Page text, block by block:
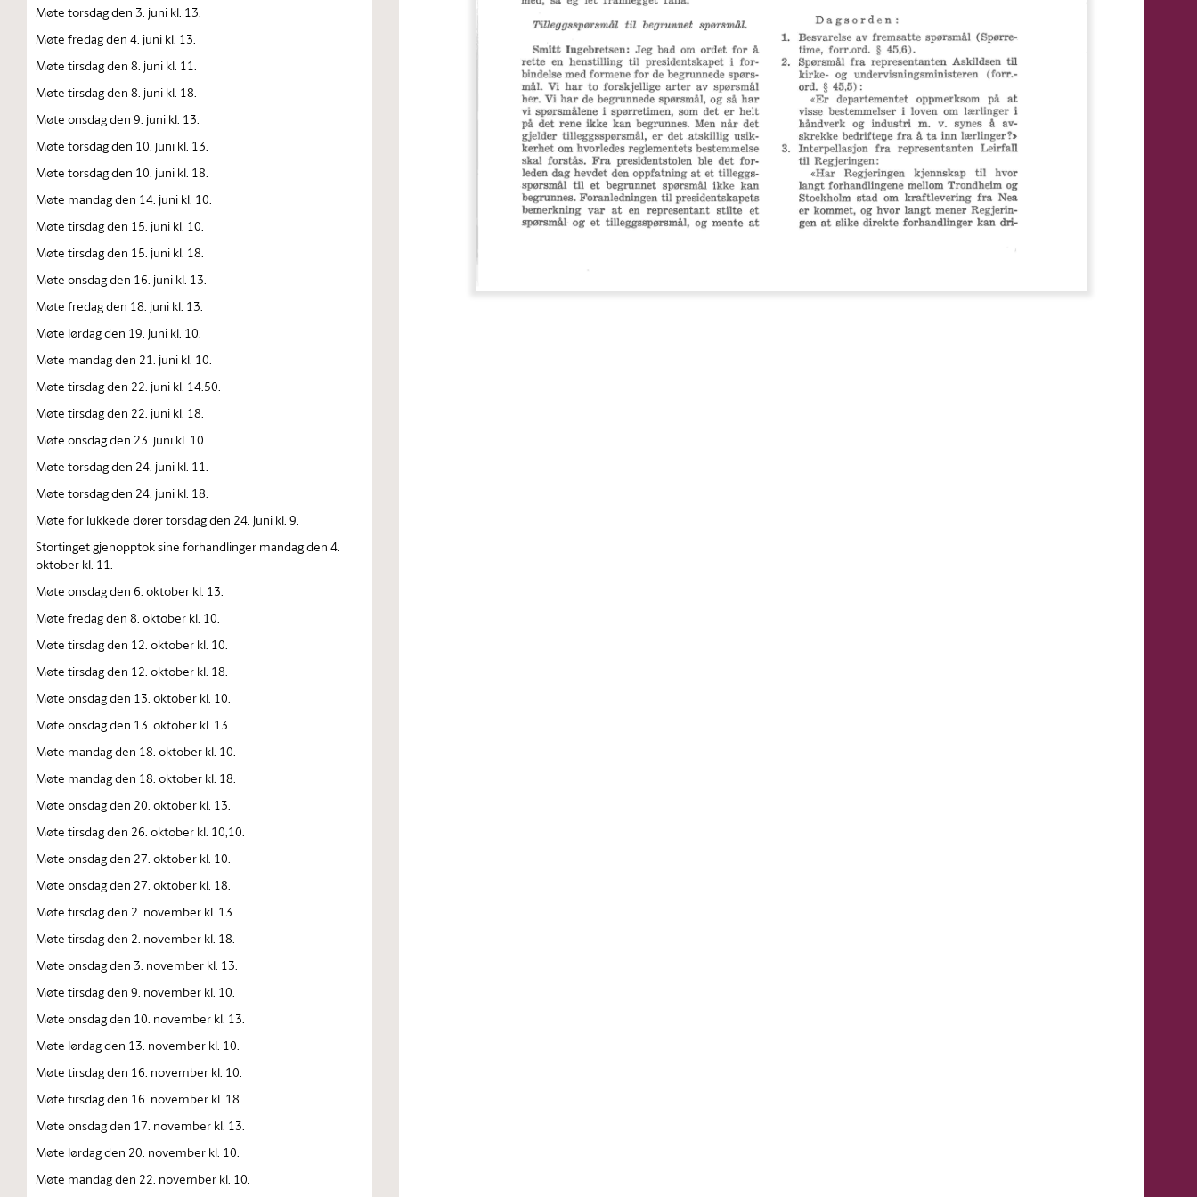
Møte torsdag den 3. juni kl. 13.
Møte fredag den 4. juni kl. 13.
Møte tirsdag den 8. juni kl. 11.
Møte tirsdag den 8. juni kl. 18.
Møte onsdag den 9. juni kl. 13.
Møte torsdag den 10. juni kl. 13.
Møte torsdag den 10. juni kl. 18.
Møte mandag den 14. juni kl. 10.
Møte tirsdag den 15. juni kl. 10.
Møte tirsdag den 15. juni kl. 18.
Møte onsdag den 16. juni kl. 13.
Møte fredag den 18. juni kl. 13.
Møte lørdag den 19. juni kl. 10.
Møte mandag den 21. juni kl. 10.
Møte tirsdag den 22. juni kl. 14.50.
Møte tirsdag den 22. juni kl. 18.
Møte onsdag den 23. juni kl. 10.
Møte torsdag den 24. juni kl. 11.
Møte torsdag den 24. juni kl. 18.
Møte for lukkede dører torsdag den 24. juni kl. 9.
Stortinget gjenopptok sine forhandlinger mandag den 4.
oktober kl. 11.
Møte onsdag den 6. oktober kl. 13.
Møte fredag den 8. oktober kl. 10.
Møte tirsdag den 12. oktober kl. 10.
Møte tirsdag den 12. oktober kl. 18.
Møte onsdag den 13. oktober kl. 10.
Møte onsdag den 13. oktober kl. 13.
Møte mandag den 18. oktober kl. 10.
Møte mandag den 18. oktober kl. 18.
Møte onsdag den 20. oktober kl. 13.
Møte tirsdag den 26. oktober kl. 10,10.
Møte onsdag den 27. oktober kl. 10.
Møte onsdag den 27. oktober kl. 18.
Møte tirsdag den 2. november kl. 13.
Møte tirsdag den 2. november kl. 18.
Møte onsdag den 3. november kl. 13.
Møte tirsdag den 9. november kl. 10.
Møte onsdag den 10. november kl. 13.
Møte lørdag den 13. november kl. 10.
Møte tirsdag den 16. november kl. 10.
Møte tirsdag den 16. november kl. 18.
Møte onsdag den 17. november kl. 13.
Møte lørdag den 20. november kl. 10.
Møte mandag den 22. november kl. 10.